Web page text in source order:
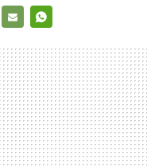
MAIL